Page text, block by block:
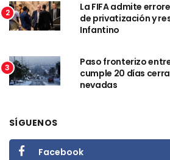
2
La FIFA admite
de privatización y
Infantino
3
Paso fronterizo
cumple 20 días
nevadas
SÍGUENOS
Facebook